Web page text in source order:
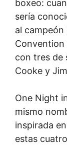
boxeo:
sería
al campeón
Convention
con tres de
Cooke y
One Night
mismo
inspirada
estas